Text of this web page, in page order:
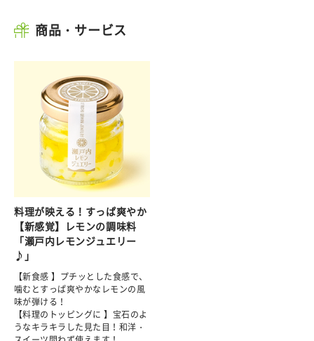
商品・サービス
料理が映える！すっぱ爽やか
【新感覚】レモンの調味料
「瀬戸内レモンジュエリー
♪」
【新食感 】プチッとした食感で、
噛むとすっぱ爽やかなレモンの風
味が弾ける！
【料理のトッピングに 】宝石のよ
うなキラキラした見た目！和洋・